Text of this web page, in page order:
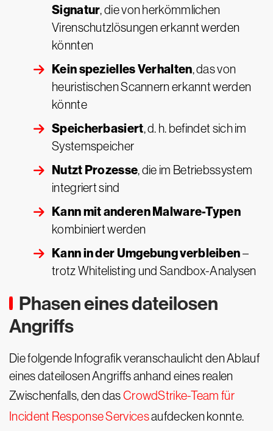
Signatur, die von herkömmlichen
Virenschutzlösungen erkannt werden
könnten
Kein spezielles Verhalten, das von
heuristischen Scannern erkannt werden
könnte
Speicherbasiert, d. h. befindet sich im
Systemspeicher
Nutzt Prozesse, die im Betriebssystem
integriert sind
Kann mit anderen Malware-Typen
kombiniert werden
Kann in der Umgebung verbleiben–
trotz Whitelisting und Sandbox-Analysen
Phasen eines dateilosen
Angriffs
Die folgende Infografik veranschaulicht den Ablauf
eines dateilosen Angriffs anhand eines realen
Zwischenfalls, den dasCrowdStrike-Team für
Incident Response Servicesaufdecken konnte.